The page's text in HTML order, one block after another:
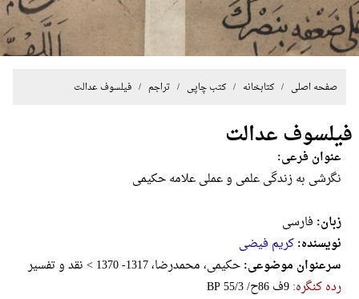
صفحه اصلی / کتابخانه /کتب چاپی /تراجم / فیلسوف عدالت
فیلسوف عدالت
عنوان فرعی:
نگرشی به زندگی علمی و عملی علامه حکیمی
زبان: فارسی
نویسنده:کریم فیضی
سرعنوان موضوعی:حکیمی، محمدرضا، 1317- 1370 > نقد و تفسیر
رده کنگره:‎B‎P‎ ‎5‎5‎/‎3‎ ‎/‎ح‎8‎6‎ ‎ف‎9